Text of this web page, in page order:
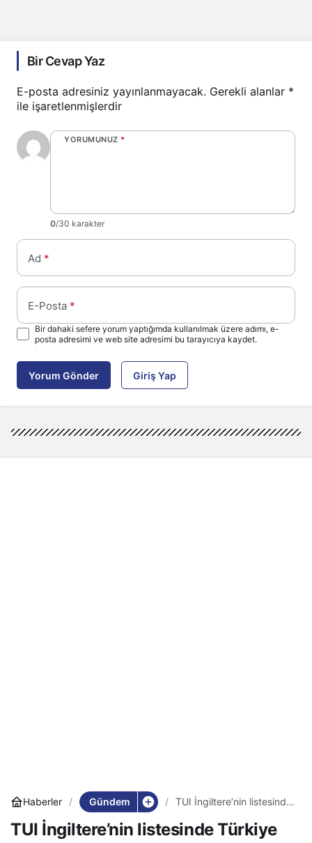
Bir Cevap Yaz
E-posta adresiniz yayınlanmayacak. Gerekli alanlar *
ile işaretlenmişlerdir
YORUMUNUZ *
0/30 karakter
Ad *
E-Posta *
Bir dahaki sefere yorum yaptığımda kullanılmak üzere adımı, e-
posta adresimi ve web site adresimi bu tarayıcıya kaydet.
Yorum Gönder Giriş Yap
Haberler Gündem
TUI İngiltere’nin listesinde
TUI İngiltere’nin listesinde Türkiye